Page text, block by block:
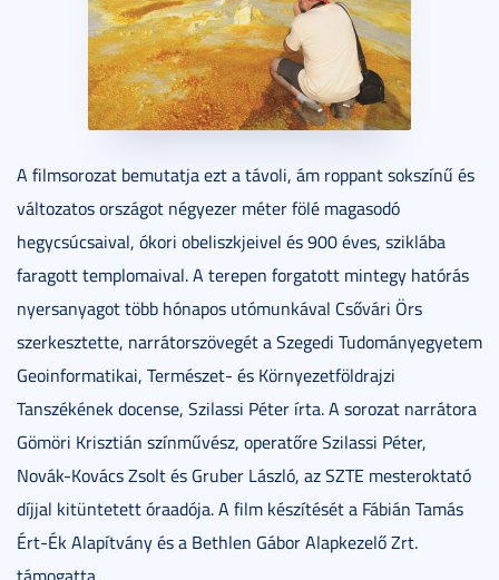
A filmsorozat bemutatja ezt a távoli, ám roppant sokszínű és
változatos országot négyezer méter fölé magasodó
hegycsúcsaival, ókori obeliszkjeivel és 900 éves, sziklába
faragott templomaival. A terepen forgatott mintegy hatórás
nyersanyagot több hónapos utómunkával Csővári Örs
szerkesztette, narrátorszövegét a Szegedi Tudományegyetem
Geoinformatikai, Természet- és Környezetföldrajzi
Tanszékének docense, Szilassi Péter írta. A sorozat narrátora
Gömöri Krisztián színművész, operatőre Szilassi Péter,
Novák-Kovács Zsolt és Gruber László, az SZTE mesteroktató
díjjal kitüntetett óraadója. A film készítését a Fábián Tamás
Ért-Ék Alapítvány és a Bethlen Gábor Alapkezelő Zrt.
támogatta.